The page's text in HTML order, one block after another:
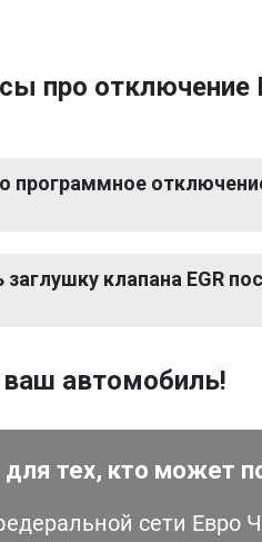
про отключение
программное
клапана EGR
ваш автомобиль!
тех, кто может
сети Евро